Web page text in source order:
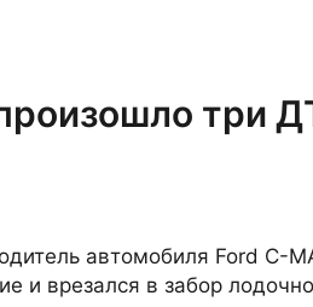
три
автомобиля Ford C-
и врезался в забор